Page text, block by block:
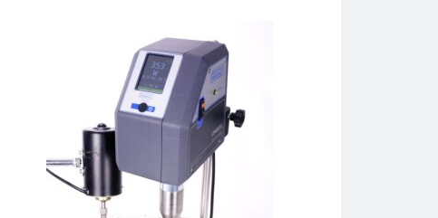
સ્વાદ સંયોજનો અને કેફીન મુક્ત કરે છે.